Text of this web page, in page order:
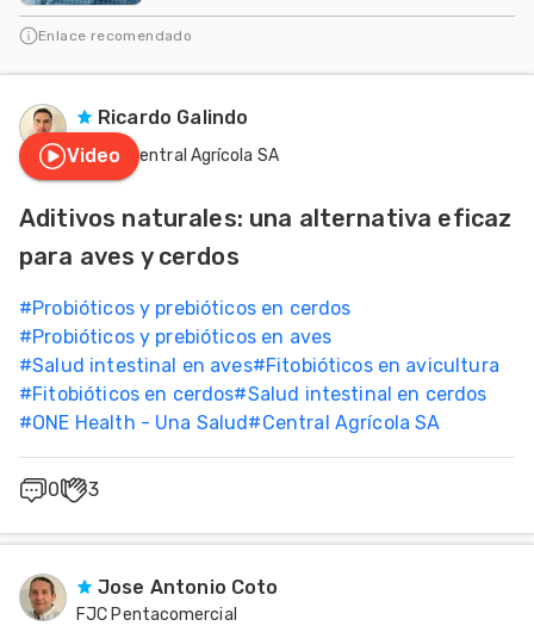
Enlace recomendado
Ricardo Galindo
Central Agrícola SA
Video
Aditivos naturales: una alternativa eficaz
para aves y cerdos
#Probióticos y prebióticos en cerdos
#Probióticos y prebióticos en aves
#Salud intestinal en aves#Fitobióticos en avicultura
#Fitobióticos en cerdos#Salud intestinal en cerdos
#ONE Health - Una Salud#Central Agrícola SA
0 3
Jose Antonio Coto
FJC Pentacomercial